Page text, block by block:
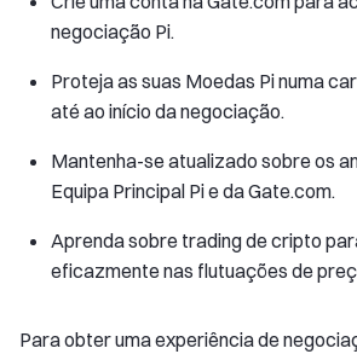
negociação Pi.
Proteja as suas Moedas Pi numa
até ao início da negociação.
Mantenha-se atualizado sobre os
Equipa Principal Pi e da Gate.com.
Aprenda sobre trading de cripto
eficazmente nas flutuações de
Para obter uma experiência de